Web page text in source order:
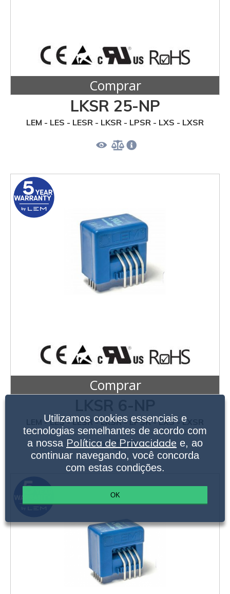
Comprar
LKSR 25-NP
LEM - LES - LESR - LKSR - LPSR - LXS - LXSR
Comprar
LEM - LES - LESR - LKSR - LPSR - LXS - LXSR
Utilizamos cookies essenciais e
tecnologias semelhantes de acordo com
a nossa Política de Privacidade e, ao
continuar navegando, você concorda
com estas condições.
OK